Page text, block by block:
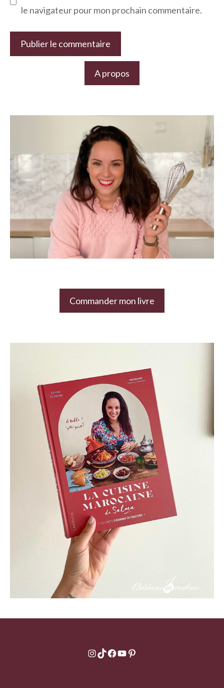
le navigateur pour mon prochain commentaire.
A propos
Commander mon livre
Instagram
TikTok
Facebook
YouTube
Pinterest